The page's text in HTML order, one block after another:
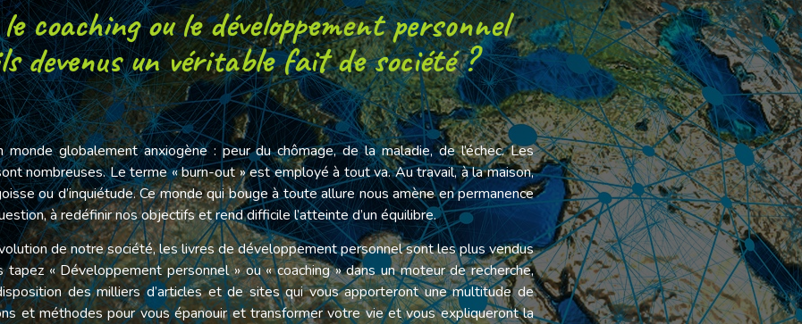
coaching ou le développement personnel
devenus un véritable fait de société ?
monde globalement anxiogène : peur du chômage, de la maladie, de l’échec. Les
nombreuses. Le terme « burn-out » est employé à tout va. Au travail, à la maison,
ou d’inquiétude. Ce monde qui bouge à toute allure nous amène en permanence
à redéfinir nos objectifs et rend difficile l’atteinte d’un équilibre.
de notre société, les livres de développement personnel sont les plus vendus
tapez « Développement personnel » ou « coaching » dans un moteur de recherche,
des milliers d’articles et de sites qui vous apporteront une multitude de
et méthodes pour vous épanouir et transformer votre vie et vous expliqueront la